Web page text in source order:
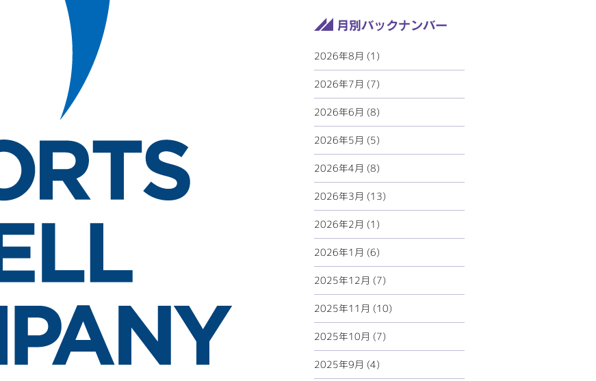
2026年8月 (1)
2026年7月 (7)
2026年6月 (8)
2026年5月 (5)
2026年4月 (8)
2026年3月 (13)
2026年2月 (1)
2026年1月 (6)
2025年12月 (7)
2025年11月 (10)
2025年10月 (7)
2025年9月 (4)